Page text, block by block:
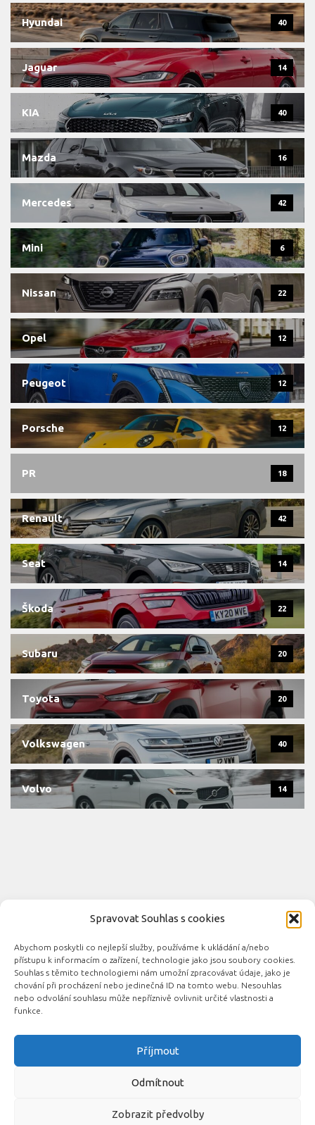
Spravovat Souhlas s cookies
Abychom poskytli co nejlepší služby, používáme k ukládání a/nebo
přístupu k informacím o zařízení, technologie jako jsou soubory cookies.
Souhlas s těmito technologiemi nám umožní zpracovávat údaje, jako je
chování při procházení nebo jedinečná ID na tomto webu. Nesouhlas
nebo odvolání souhlasu může nepříznivě ovlivnit určité vlastnosti a
funkce.
Příjmout
Odmítnout
Zobrazit předvolby
Hyundai 40
Jaguar 14
KIA 40
Mazda 16
Mercedes 42
Mini 6
Nissan 22
Opel 12
Peugeot 12
Porsche 12
PR 18
Renault 42
Seat 14
Škoda 22
Subaru 20
Toyota 20
Volkswagen 40
Volvo 14
Novinky automobilového průmyslu © 2026. Všechna práva
vyhrazena.
Podporováno - Designed with the Hueman theme
Související automobilové magazíny:
Auta.eu DotekSlova.cz